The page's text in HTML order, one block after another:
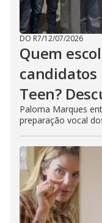
DO R7/12/07/2026
Quem
candidatos
Teen?
Paloma Marques
preparação vocal